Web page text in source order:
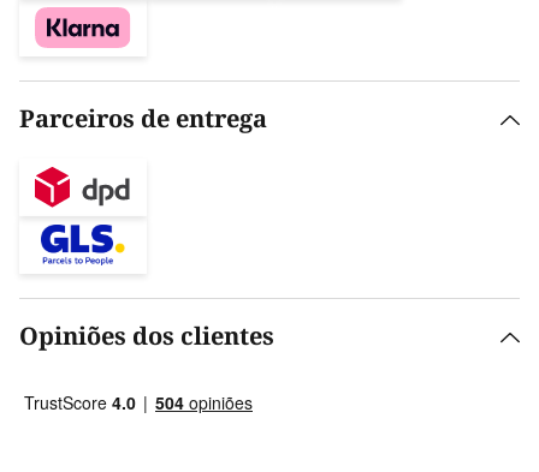
Parceiros de entrega
Opiniões dos clientes